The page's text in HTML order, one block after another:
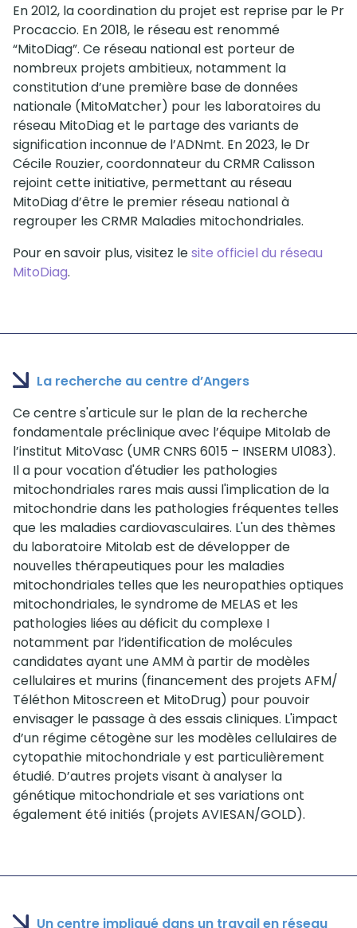
En 2012, la coordination du projet est reprise par le Pr
Procaccio. En 2018, le réseau est renommé
“MitoDiag”. Ce réseau national est porteur de
nombreux projets ambitieux, notamment la
constitution d’une première base de données
nationale (MitoMatcher) pour les laboratoires du
réseau MitoDiag et le partage des variants de
signification inconnue de l’ADNmt. En 2023, le Dr
Cécile Rouzier, coordonnateur du CRMR Calisson
rejoint cette initiative, permettant au réseau
MitoDiag d’être le premier réseau national à
regrouper les CRMR Maladies mitochondriales.
Pour en savoir plus, visitez lesite officiel du réseau
MitoDiag.
La recherche au centre d’Angers
Ce centre s'articule sur le plan de la recherche
fondamentale préclinique avec l’équipe Mitolab de
l’institut MitoVasc (UMR CNRS 6015 – INSERM U1083).
Il a pour vocation d'étudier les pathologies
mitochondriales rares mais aussi l'implication de la
mitochondrie dans les pathologies fréquentes telles
que les maladies cardiovasculaires. L'un des thèmes
du laboratoire Mitolab est de développer de
nouvelles thérapeutiques pour les maladies
mitochondriales telles que les neuropathies optiques
mitochondriales, le syndrome de MELAS et les
pathologies liées au déficit du complexe I
notamment par l’identification de molécules
candidates ayant une AMM à partir de modèles
cellulaires et murins (financement des projets AFM/
Téléthon Mitoscreen et MitoDrug) pour pouvoir
envisager le passage à des essais cliniques. L'impact
d’un régime cétogène sur les modèles cellulaires de
cytopathie mitochondriale y est particulièrement
étudié. D’autres projets visant à analyser la
génétique mitochondriale et ses variations ont
également été initiés (projets AVIESAN/GOLD).
Un centre impliqué dans un travail en réseau